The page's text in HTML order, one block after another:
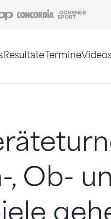
Coop Concordia
ResultateTermine
, Ob-